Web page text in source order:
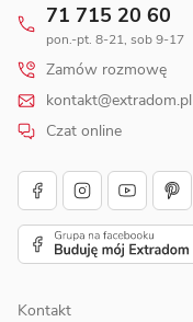
71 715 20 60
pon.-pt. 8-21, sob 9-17
Zamów rozmowę
kontakt@extradom.pl
Czat online
Kontakt